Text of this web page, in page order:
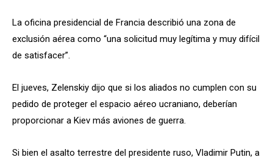
La oficina presidencial de Francia describió una zona de
exclusión aérea como “una solicitud muy legítima y muy difícil
de satisfacer”.
El jueves, Zelenskiy dijo que si los aliados no cumplen con su
pedido de proteger el espacio aéreo ucraniano, deberían
proporcionar a Kiev más aviones de guerra.
Si bien el asalto terrestre del presidente ruso, Vladimir Putin, a